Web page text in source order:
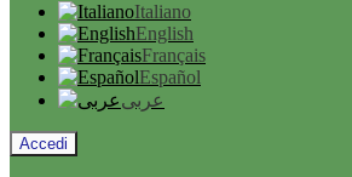
Italiano
English
Français
Español
عربى
Accedi